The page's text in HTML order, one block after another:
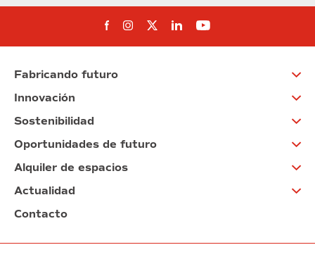
Síguenos en Facebook
Síguenos en Instagram
Síguenos en Twitter
Síguenos en Linkedin
Síguenos en
Fabricando futuro
Innovación
Sostenibilidad
Oportunidades de futuro
Alquiler de espacios
Actualidad
Contacto